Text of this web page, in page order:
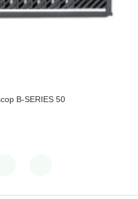
B-SERIES 50